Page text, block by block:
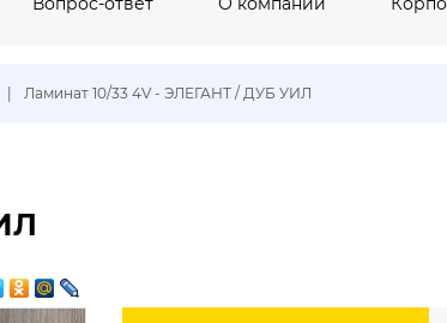
Квартира
Торговые помещения
Выставочные помещения
Ламинат 10/33 4V - ЭЛЕГАНТ / ДУБ УИЛ